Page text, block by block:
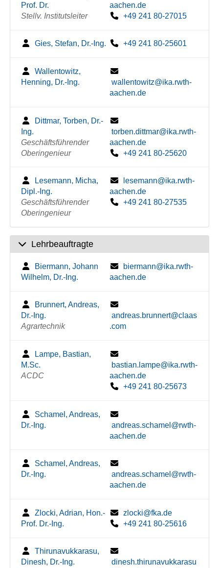
Prof. Dr.
Stellv. Institutsleiter
aachen.de
+49 241 80-27015
Gies, Stefan, Dr.-Ing. +49 241 80-25601
Wallentowitz,
Henning, Dr.-Ing.
wallentowitz@ika.rwth-
aachen.de
Dittmar, Torben, Dr.-
Ing.
Geschäftsführender
Oberingenieur
torben.dittmar@ika.rwth-
aachen.de
+49 241 80-25620
Lesemann, Micha,
Dipl.-Ing.
Geschäftsführender
Oberingenieur
lesemann@ika.rwth-
aachen.de
+49 241 80-27535
Lehrbeauftragte
Biermann, Johann
Wilhelm, Dr.-Ing.
biermann@ika.rwth-
aachen.de
Brunnert, Andreas,
Dr.-Ing.
Agrartechnik
andreas.brunnert@claas
.com
Lampe, Bastian,
M.Sc.
ACDC
bastian.lampe@ika.rwth-
aachen.de
+49 241 80-25673
Schamel, Andreas,
Dr.-Ing.
andreas.schamel@rwth-
aachen.de
Schamel, Andreas,
Dr.-Ing.
andreas.schamel@rwth-
aachen.de
Zlocki, Adrian, Hon.-
Prof. Dr.-Ing.
zlocki@fka.de
+49 241 80-25616
Thirunavukkarasu,
Dinesh, Dr.-Ing.
dinesh.thirunavukkarasu